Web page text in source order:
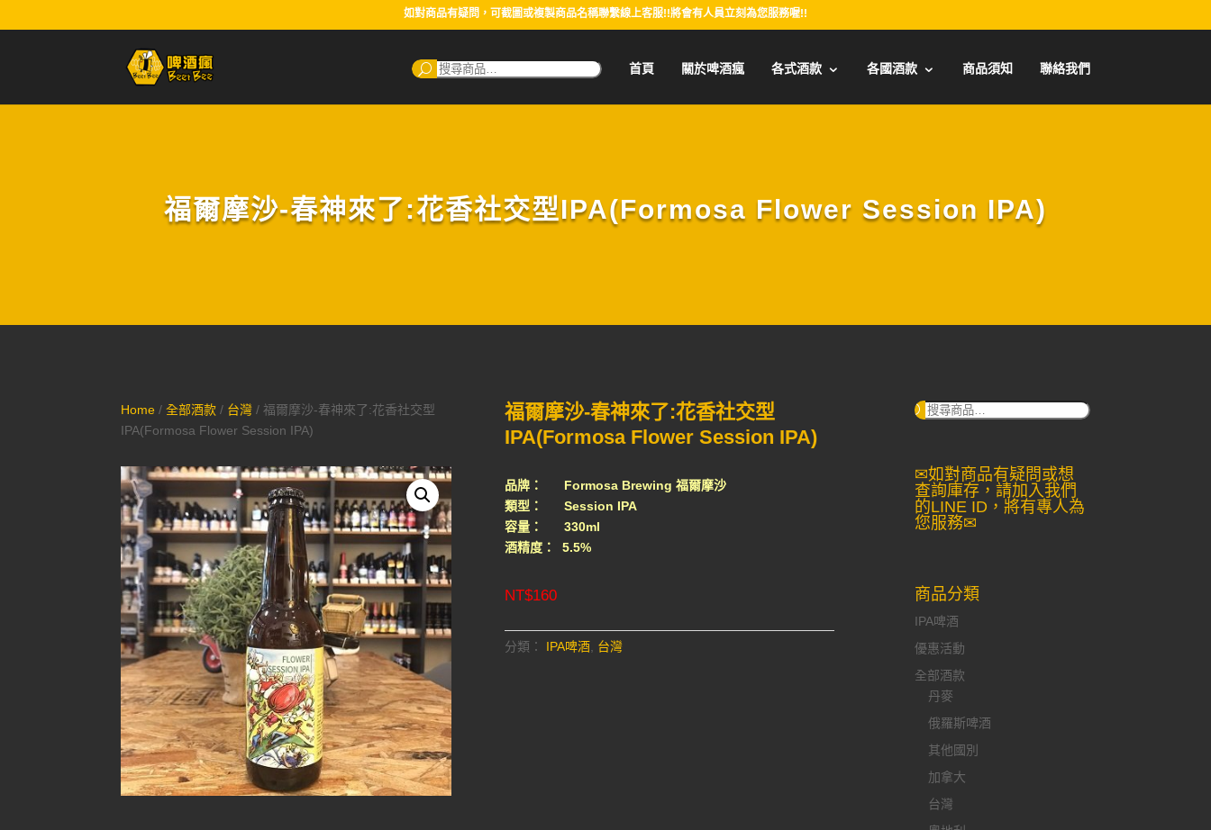
如對商品有疑問，可截圖或複製商品名稱聯繫線上客服!!將會有人員立刻為您服務喔!!
搜
尋：
首頁 關於啤酒瘋 各式酒款 各國酒款 商品須知 聯絡我們
福爾摩沙-春神來了:花香社交型IPA(Formosa Flower Session IPA)
Home /全部酒款 / 台灣 / 福爾摩沙-春神來了:花香社交型
IPA(Formosa Flower Session IPA)
福爾摩沙-春神來了:花香社交型
IPA(Formosa Flower Session IPA)
品牌： Formosa Brewing 福爾摩沙
類型： Session IPA
容量： 330ml
酒精度： 5.5%
NT$160
分類： IPA啤酒, 台灣
搜
✉如對商品有疑問或想
查詢庫存，請加入我們
的LINE ID，將有專人為
您服務✉
商品分類
IPA啤酒
優惠活動
全部酒款
丹麥
俄羅斯啤酒
其他國別
加拿大
台灣